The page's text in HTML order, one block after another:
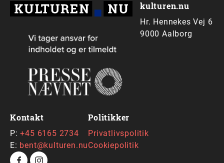
kulturen.nu
Hr. Hennekes Vej 6
9000 Aalborg
Kontakt
P:+45 6165 2734
E: bent@kulturen.nu
Politikker
Privatlivspolitik
Cookiepolitik